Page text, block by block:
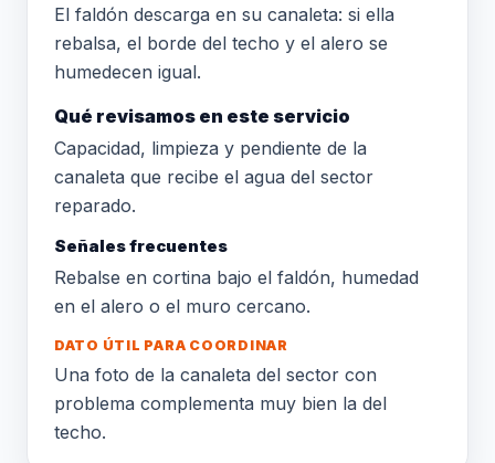
El faldón descarga en su canaleta: si ella
rebalsa, el borde del techo y el alero se
humedecen igual.
Qué revisamos en este servicio
Capacidad, limpieza y pendiente de la
canaleta que recibe el agua del sector
reparado.
Señales frecuentes
Rebalse en cortina bajo el faldón, humedad
en el alero o el muro cercano.
DATO ÚTIL PARA COORDINAR
Una foto de la canaleta del sector con
problema complementa muy bien la del
techo.